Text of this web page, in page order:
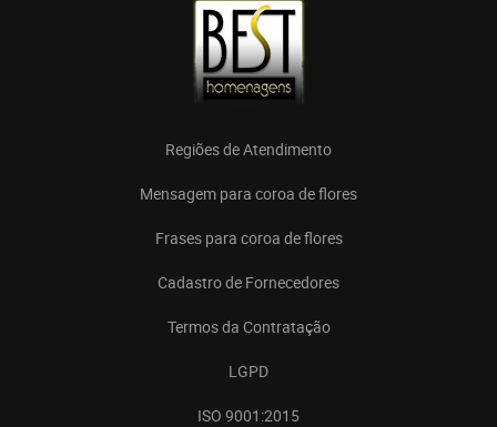
Regiões de Atendimento
Mensagem para coroa de flores
Frases para coroa de flores
Cadastro de Fornecedores
Termos da Contratação
LGPD
ISO 9001:2015